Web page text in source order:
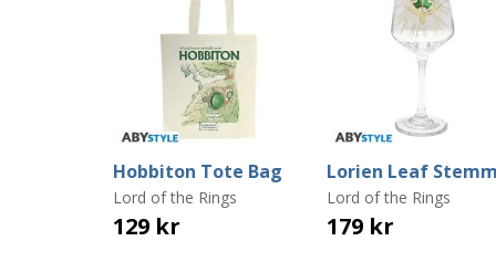
Hobbiton Tote Bag
Lord of the Rings
129 kr
Lord of the Rings
179 kr